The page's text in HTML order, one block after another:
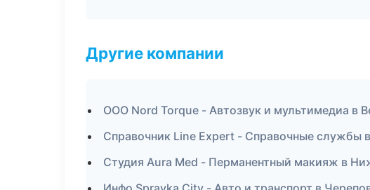
Другие компании
ООО Nord Torque - Автозвук и мультимедиа в
Справочник Line Expert - Справочные службы
Студия Aura Med - Перманентный макияж в